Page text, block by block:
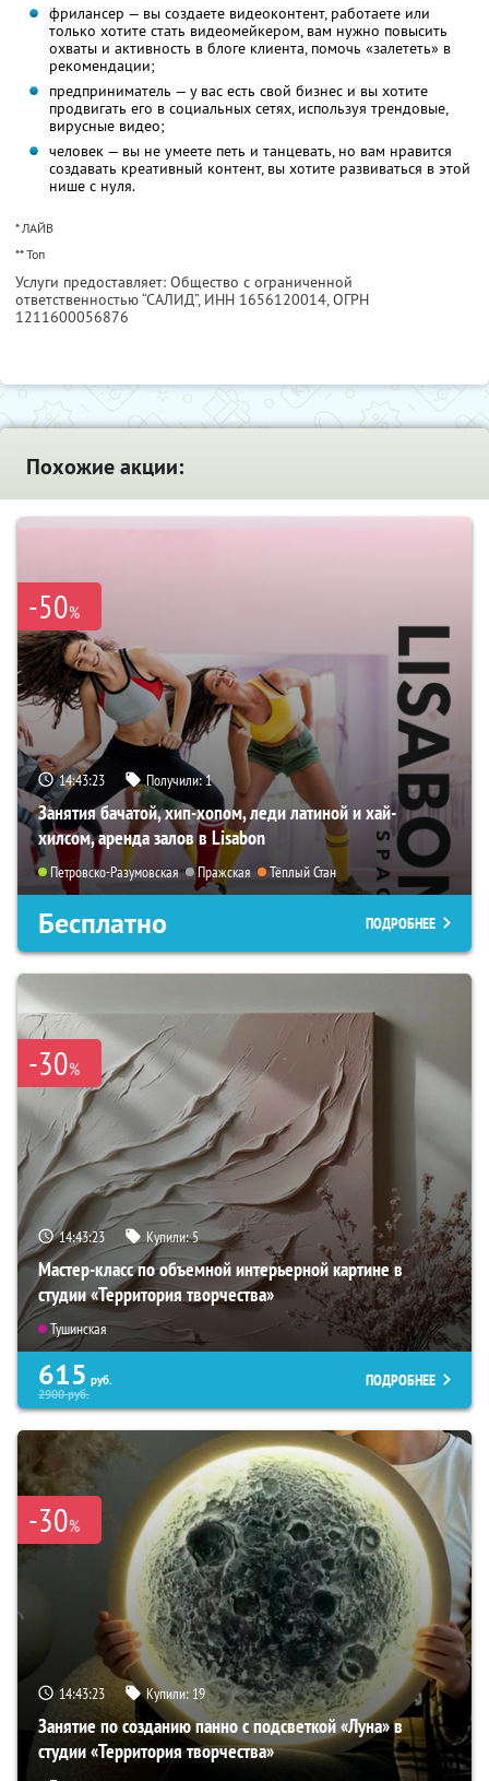
фрилансер — вы создаете видеоконтент, работаете или
только хотите стать видеомейкером, вам нужно повысить
охваты и активность в блоге клиента, помочь «залететь» в
рекомендации;
предприниматель — у вас есть свой бизнес и вы хотите
продвигать его в социальных сетях, используя трендовые,
вирусные видео;
человек — вы не умеете петь и танцевать, но вам нравится
создавать креативный контент, вы хотите развиваться в этой
нише с нуля.
* ЛАЙВ
** Топ
Услуги предоставляет: Общество с ограниченной
ответственностью “САЛИД”, ИНН 1656120014, ОГРН
1211600056876
Похожие акции:
-50%
14:43:22 Получили:1
Занятия бачатой, хип-хопом, леди латиной и хай-
хилсом, аренда залов в Lisabon
Петровско-Разумовская Пражская Тёплый Стан
Бесплатно ПОДРОБНЕЕ
-30%
14:43:22 Купили:5
Мастер-класс по объемной интерьерной картине в
студии «Территория творчества»
Тушинская
615 руб.
2900руб.
ПОДРОБНЕЕ
-30%
14:43:22 Купили:19
Занятие по созданию панно с подсветкой «Луна» в
студии «Территория творчества»